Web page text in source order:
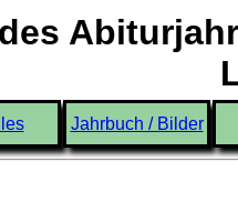
Jahrbuch / Bilder